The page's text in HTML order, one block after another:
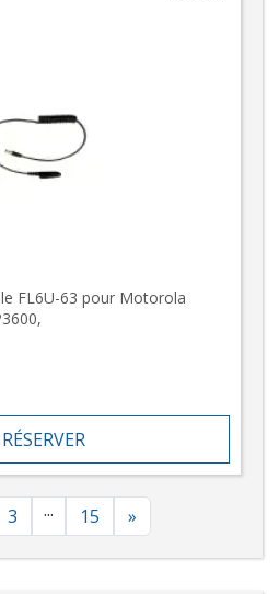
FL6U-63 pour Motorola
RÉSERVER
3 ... 15 »